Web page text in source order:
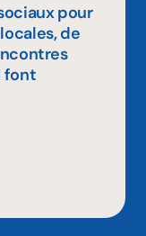
pour
de
font